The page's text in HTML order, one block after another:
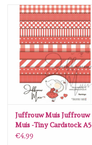
Spellbinders
Uniquely Creative
Juffrouw Muis
Memorybox
Juffrouw Muis Juffrouw
Muis -Tiny Cardstock A5
- Flamingo
€4,99